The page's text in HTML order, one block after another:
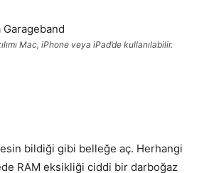
Mac, iPhone veya iPad’de kullanılabilir.
bildiği gibi belleğe aç. Herhangi
RAM eksikliği ciddi bir darboğaz